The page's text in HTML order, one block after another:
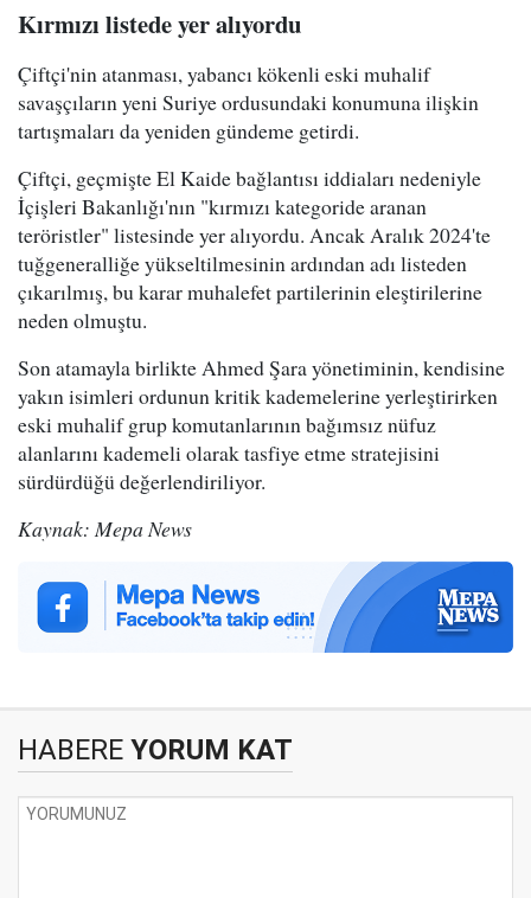
Kırmızı listede yer alıyordu
Çiftçi'nin atanması, yabancı kökenli eski muhalif
savaşçıların yeni Suriye ordusundaki konumuna ilişkin
tartışmaları da yeniden gündeme getirdi.
Çiftçi, geçmişte El Kaide bağlantısı iddiaları nedeniyle
İçişleri Bakanlığı'nın "kırmızı kategoride aranan
teröristler" listesinde yer alıyordu. Ancak Aralık 2024'te
tuğgeneralliğe yükseltilmesinin ardından adı listeden
çıkarılmış, bu karar muhalefet partilerinin eleştirilerine
neden olmuştu.
Son atamayla birlikte Ahmed Şara yönetiminin, kendisine
yakın isimleri ordunun kritik kademelerine yerleştirirken
eski muhalif grup komutanlarının bağımsız nüfuz
alanlarını kademeli olarak tasfiye etme stratejisini
sürdürdüğü değerlendiriliyor.
Kaynak: Mepa News
HABERE YORUM KAT